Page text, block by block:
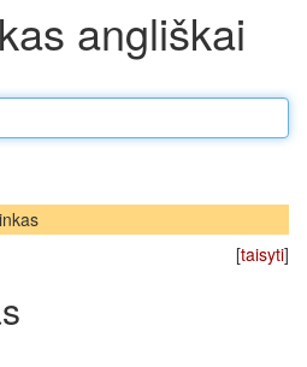
angliškai
[taisyti]